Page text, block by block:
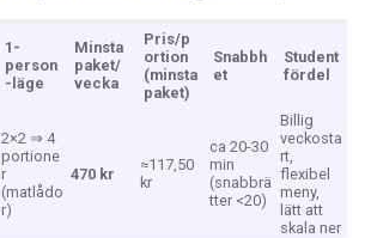
1-
person
-läge
Minsta
paket/
vecka
Pris/p
ortion
(minsta
paket)
Snabbh
et
Student
fördel
2×2 ⇒ 4
portione
r
(matlådo
r)
470 kr
≈117,50
kr
ca 20-30
min
(snabbrä
tter <20)
Billig
veckosta
rt,
flexibel
meny,
lätt att
skala ner